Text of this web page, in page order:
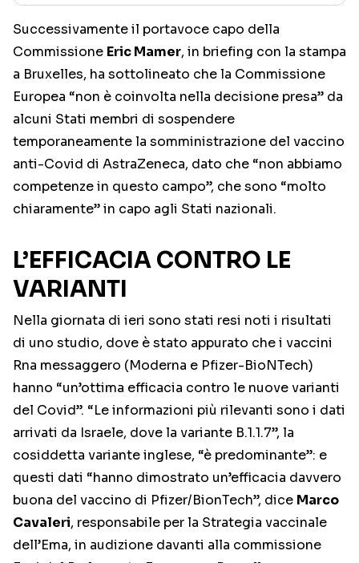
Successivamente il portavoce capo della
Commissione Eric Mamer, in briefing con la stampa
a Bruxelles, ha sottolineato che la Commissione
Europea “non è coinvolta nella decisione presa” da
alcuni Stati membri di sospendere
temporaneamente la somministrazione del vaccino
anti-Covid di AstraZeneca, dato che “non abbiamo
competenze in questo campo”, che sono “molto
chiaramente” in capo agli Stati nazionali.
L’EFFICACIA CONTRO LE
VARIANTI
Nella giornata di ieri sono stati resi noti i risultati
di uno studio, dove è stato appurato che i vaccini
Rna messaggero (Moderna e Pfizer-BioNTech)
hanno “un’ottima efficacia contro le nuove varianti
del Covid”. “Le informazioni più rilevanti sono i dati
arrivati da Israele, dove la variante B.1.1.7”, la
cosiddetta variante inglese, “è predominante”: e
questi dati “hanno dimostrato un’efficacia davvero
buona del vaccino di Pfizer/BionTech”, dice Marco
Cavaleri, responsabile per la Strategia vaccinale
dell’Ema, in audizione davanti alla commissione